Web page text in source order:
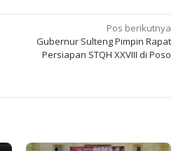
Pos berikutnya
Gubernur Sulteng Pimpin Rapat
Persiapan STQH XXVIII di Poso